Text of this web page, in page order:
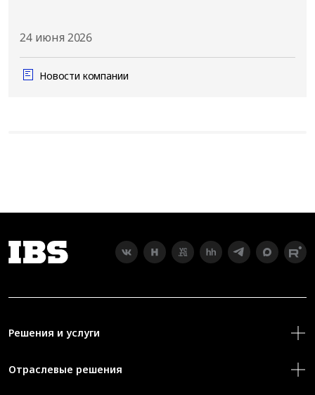
24 июня 2026
Новости компании
Решения и услуги
Отраслевые решения